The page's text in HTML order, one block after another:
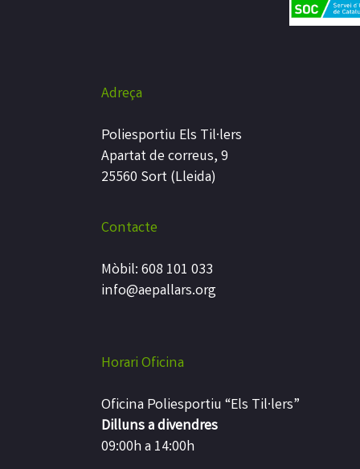
Adreça
Poliesportiu Els Til·lers
Apartat de correus, 9
25560 Sort (Lleida)
Contacte
Mòbil: 608 101 033
info@aepallars.org
Horari Oficina
Oficina Poliesportiu “Els Til·lers”
Dilluns a divendres
09:00h a 14:00h